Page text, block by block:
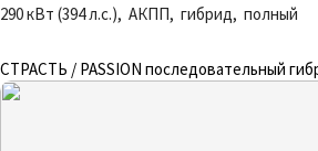
290 кВт (394 л.с.), АКПП, гибрид, полный
СТРАСТЬ / PASSION последовательный